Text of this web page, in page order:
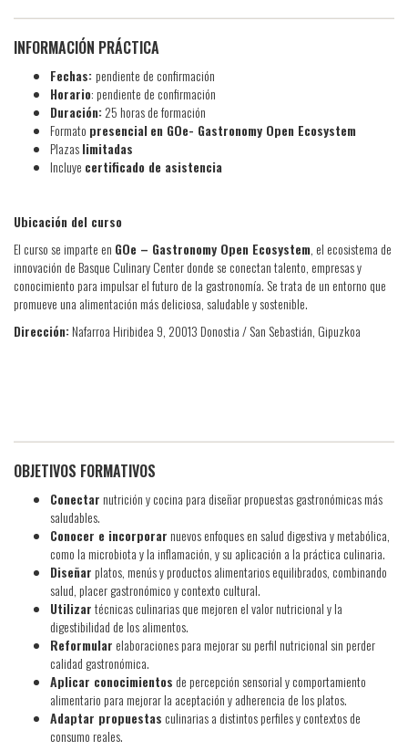
INFORMACIÓN PRÁCTICA
Fechas: pendiente de confirmación
Horario: pendiente de confirmación
Duración: 25 horas de formación
Formato presencial en GOe- Gastronomy Open Ecosystem
Plazaslimitadas
Incluye certificado de asistencia
Ubicación del curso
El curso se imparte en GOe – Gastronomy Open Ecosystem, el ecosistema de
innovación de Basque Culinary Center donde se conectan talento, empresas y
conocimiento para impulsar el futuro de la gastronomía. Se trata de un entorno que
promueve una alimentación más deliciosa, saludable y sostenible.
Dirección: Nafarroa Hiribidea 9, 20013 Donostia / San Sebastián, Gipuzkoa
OBJETIVOS FORMATIVOS
Conectar nutrición y cocina para diseñar propuestas gastronómicas más
saludables.
Conocer e incorporar nuevos enfoques en salud digestiva y metabólica,
como la microbiota y la inflamación, y su aplicación a la práctica culinaria.
Diseñar platos, menús y productos alimentarios equilibrados, combinando
salud, placer gastronómico y contexto cultural.
Utilizartécnicas culinarias que mejoren el valor nutricional y la
digestibilidad de los alimentos.
Reformular elaboraciones para mejorar su perfil nutricional sin perder
calidad gastronómica.
Aplicar conocimientos de percepción sensorial y comportamiento
alimentario para mejorar la aceptación y adherencia de los platos.
Adaptar propuestas culinarias a distintos perfiles y contextos de
consumo reales.